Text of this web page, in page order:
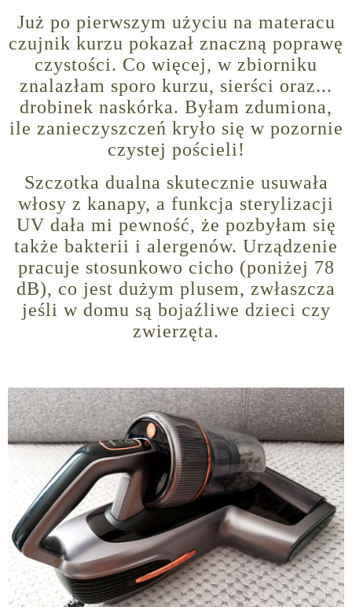
Już po pierwszym użyciu na materacu
czujnik kurzu pokazał znaczną poprawę
czystości. Co więcej, w zbiorniku
znalazłam sporo kurzu, sierści oraz...
drobinek naskórka. Byłam zdumiona,
ile zanieczyszczeń kryło się w pozornie
czystej pościeli!
Szczotka dualna skutecznie usuwała
włosy z kanapy, a funkcja sterylizacji
UV dała mi pewność, że pozbyłam się
także bakterii i alergenów. Urządzenie
pracuje stosunkowo cicho (poniżej 78
dB), co jest dużym plusem, zwłaszcza
jeśli w domu są bojaźliwe dzieci czy
zwierzęta.